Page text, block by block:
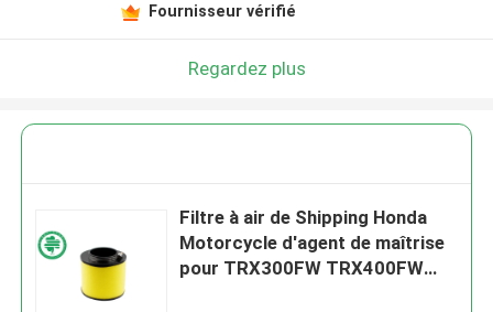
Fournisseur vérifié
Regardez plus
Filtre à air de Shipping Honda
Motorcycle d'agent de maîtrise
pour TRX300FW TRX400FW